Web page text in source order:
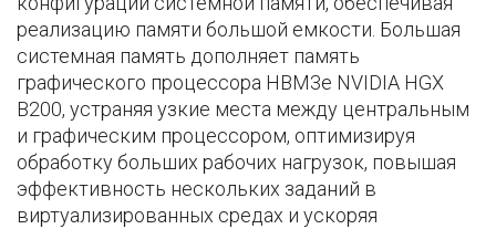
реализацию памяти большой емкости. Большая
системная память дополняет память
графического процессора HBM3e NVIDIA HGX
B200, устраняя узкие места между центральным
и графическим процессором, оптимизируя
обработку больших рабочих нагрузок, повышая
эффективность нескольких заданий в
виртуализированных средах и ускоряя